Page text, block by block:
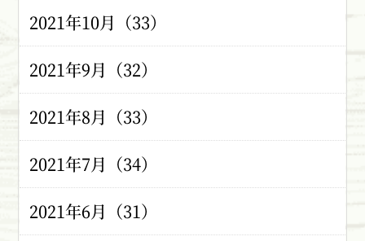
2021年10月（33）
2021年9月（32）
2021年8月（33）
2021年7月（34）
2021年6月（31）